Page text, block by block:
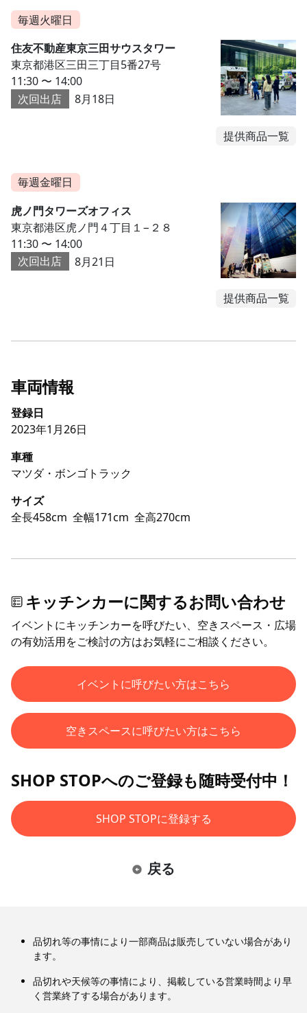
毎週火曜日
住友不動産東京三田サウスタワー
東京都港区三田三丁目5番27号
11:30 〜 14:00
次回出店
8月18日
提供商品一覧
毎週金曜日
虎ノ門タワーズオフィス
東京都港区虎ノ門４丁目１−２８
11:30 〜 14:00
次回出店
8月21日
提供商品一覧
車両情報
登録日
2023年1月26日
車種
マツダ・ボンゴトラック
サイズ
全長458cm 全幅171cm 全高270cm
キッチンカーに関するお問い合わせ
イベントにキッチンカーを呼びたい、空きスペース・広場
の有効活用をご検討の方はお気軽にご相談ください。
イベントに呼びたい方はこちら
空きスペースに呼びたい方はこちら
SHOP STOPへのご登録も随時受付中！
SHOP STOPに登録する
戻る
品切れ等の事情により一部商品は販売していない場合があり
ます。
品切れや天候等の事情により、掲載している営業時間より早
く営業終了する場合があります。